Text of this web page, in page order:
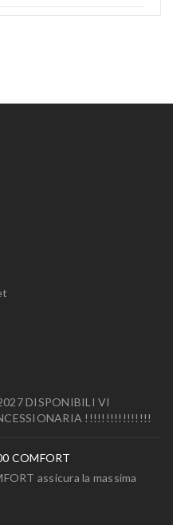
DISPONIBILI VI
!!!!!!!!!!!!!!!!
COMFORT
assicura la massima